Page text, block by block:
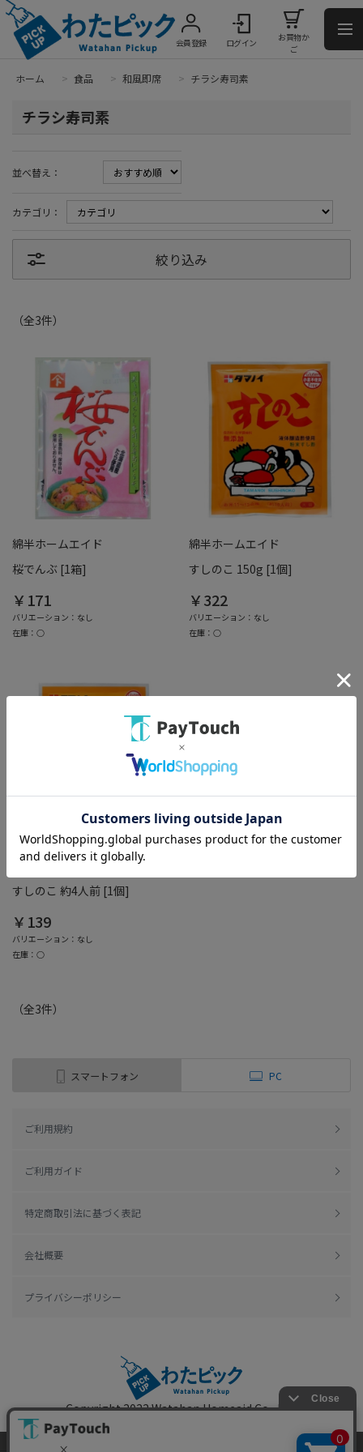
会員登録 ログイン
お買物か
ご
ホーム > 食品 > 和風即席 > チラシ寿司素
チラシ寿司素
並べ替え：
カテゴリ：
絞り込み
（全3件）
綿半ホームエイド
桜でんぶ [1箱]
￥171
バリエーション：なし
在庫：○
綿半ホームエイド
すしのこ 150g [1個]
￥322
バリエーション：なし
在庫：○
綿半ホームエイド
すしのこ 約4人前 [1個]
￥139
バリエーション：なし
在庫：○
（全3件）
スマートフォン PC
ご利用規約
ご利用ガイド
特定商取引法に基づく表記
会社概要
プライバシーポリシー
Copyright 2022Watahan Homeaid Co., Ltd.
Powered by Watahan Partners Co., Ltd.